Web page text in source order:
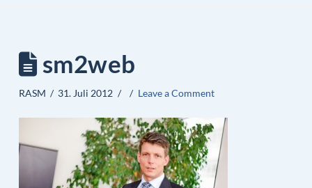
sm2web
RASM 31. Juli 2012 Leave a Comment